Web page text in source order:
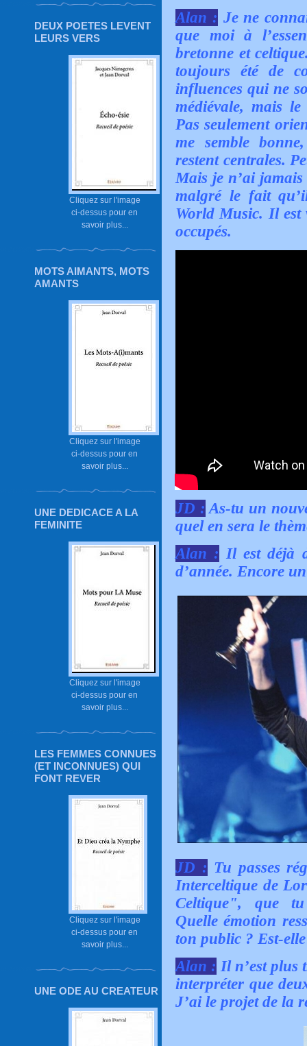
DEUX POETES LEVENT
LEURS VERS
Cliquez sur l'image
ci-dessus pour en
savoir plus...
MOTS AIMANTS, MOTS
AMANTS
Cliquez sur l'image
ci-dessus pour en
savoir plus...
UNE DEDICACE A LA
FEMINITE
Cliquez sur l'image
ci-dessus pour en
savoir plus...
LES FEMMES CONNUES
(ET INCONNUES) QUI
FONT REVER
Cliquez sur l'image
ci-dessus pour en
savoir plus...
UNE ODE AU CREATEUR
Alan : Je ne
que moi à
bretonne et
toujours été de
influences qui ne
médiévale, mais
Pas seulement
me semble
restent centrales.
Mais je n’ai
malgré le fait
World Music. Il est
occupés.
JD : As-tu un
quel en sera le
Alan : Il est déjà
d’année. Encore
JD : Tu passes
Interceltique de
Celtique", que tu
Quelle émotion
ton public ? Est-
Alan : Il n’est
interpréter que
J’ai le projet de la